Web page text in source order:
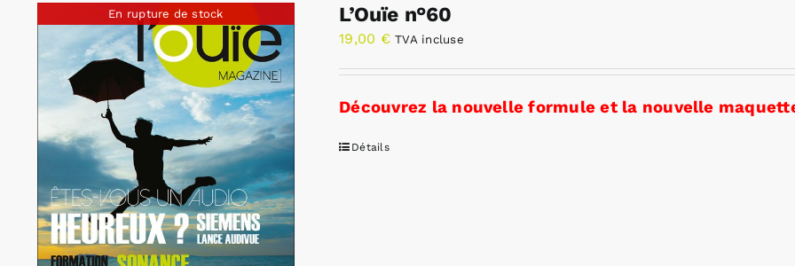
En rupture de stock L’Ouïe n°60
19,00 € TVA incluse
Découvrez la nouvelle formule et la nouvelle
Détails